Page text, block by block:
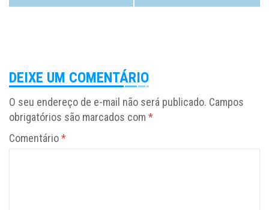
DEIXE UM COMENTÁRIO
O seu endereço de e-mail não será publicado. Campos
obrigatórios são marcados com *
Comentário*